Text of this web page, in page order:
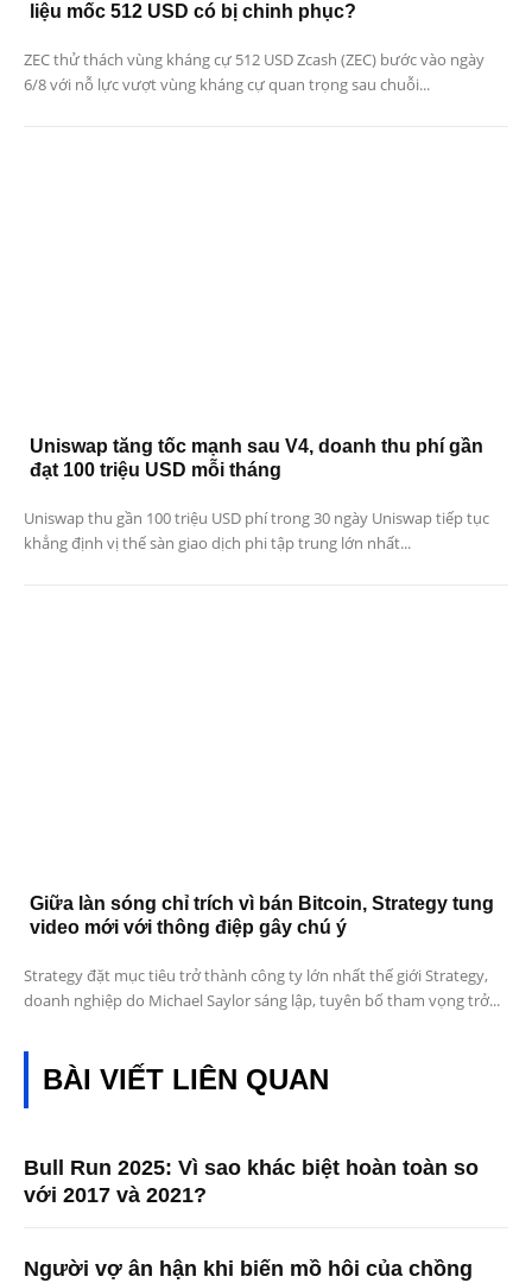
liệu mốc 512 USD có bị chinh phục?
ZEC thử thách vùng kháng cự 512 USD Zcash (ZEC) bước vào ngày
6/8 với nỗ lực vượt vùng kháng cự quan trọng sau chuỗi...
Uniswap tăng tốc mạnh sau V4, doanh thu phí gần
đạt 100 triệu USD mỗi tháng
Uniswap thu gần 100 triệu USD phí trong 30 ngày Uniswap tiếp tục
khẳng định vị thế sàn giao dịch phi tập trung lớn nhất...
Giữa làn sóng chỉ trích vì bán Bitcoin, Strategy tung
video mới với thông điệp gây chú ý
Strategy đặt mục tiêu trở thành công ty lớn nhất thế giới Strategy,
doanh nghiệp do Michael Saylor sáng lập, tuyên bố tham vọng trở...
BÀI VIẾT LIÊN QUAN
Bull Run 2025: Vì sao khác biệt hoàn toàn so
với 2017 và 2021?
Người vợ ân hận khi biến mồ hôi của chồng